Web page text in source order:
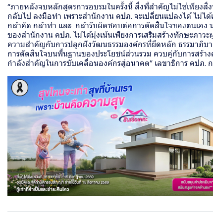
“ภายหลังจบหลักสูตรการอบรมในครั้งนี้ สิ่งที่สำคัญไม่ใช่เพียง
กลับไป ลงมือทำ เพราะสำนักงาน คปภ. จะเปลี่ยนแปลงได้ ไม่
กล้าคิด กล้าทำ และ กล้ารับผิดชอบต่อการตัดสินใจของตนเอ
ของสำนักงาน คปภ. ไม่ได้มุ่งเน้นเพียงการเสริมสร้างทักษะภาว
ความสำคัญกับการปลูกฝังวัฒนธรรมองค์กรที่ยึดหลัก ธรรมาภิบ
การตัดสินใจบนพื้นฐานของประโยชน์ส่วนรวม ควบคู่กับการสร้า
กำลังสำคัญในการขับเคลื่อนองค์กรสู่อนาคต” เลขาธิการ คปภ.